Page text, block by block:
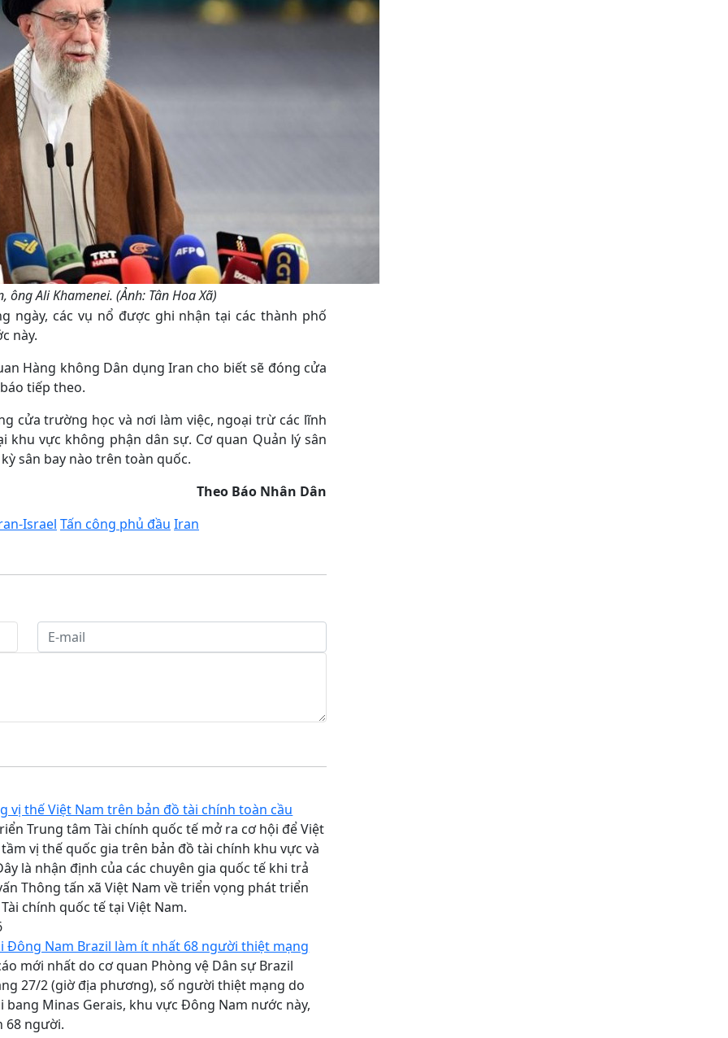
ông Ali Khamenei. (Ảnh: Tân Hoa Xã)
ngày, các vụ nổ được ghi nhận tại các thành phố
này.
Hàng không Dân dụng Iran cho biết sẽ đóng cửa
tiếp theo.
cửa trường học và nơi làm việc, ngoại trừ các lĩnh
vực không phận dân sự. Cơ quan Quản lý sân
sân bay nào trên toàn quốc.
Theo Báo Nhân Dân
Israel Tấn công phủ đầu Iran
vị thế Việt Nam trên bản đồ tài chính toàn cầu
Trung tâm Tài chính quốc tế mở ra cơ hội để Việt
vị thế quốc gia trên bản đồ tài chính khu vực và
là nhận định của các chuyên gia quốc tế khi trả
Thông tấn xã Việt Nam về triển vọng phát triển
chính quốc tế tại Việt Nam.
Đông Nam Brazil làm ít nhất 68 người thiệt mạng
mới nhất do cơ quan Phòng vệ Dân sự Brazil
27/2 (giờ địa phương), số người thiệt mạng do
bang Minas Gerais, khu vực Đông Nam nước này,
68 người.